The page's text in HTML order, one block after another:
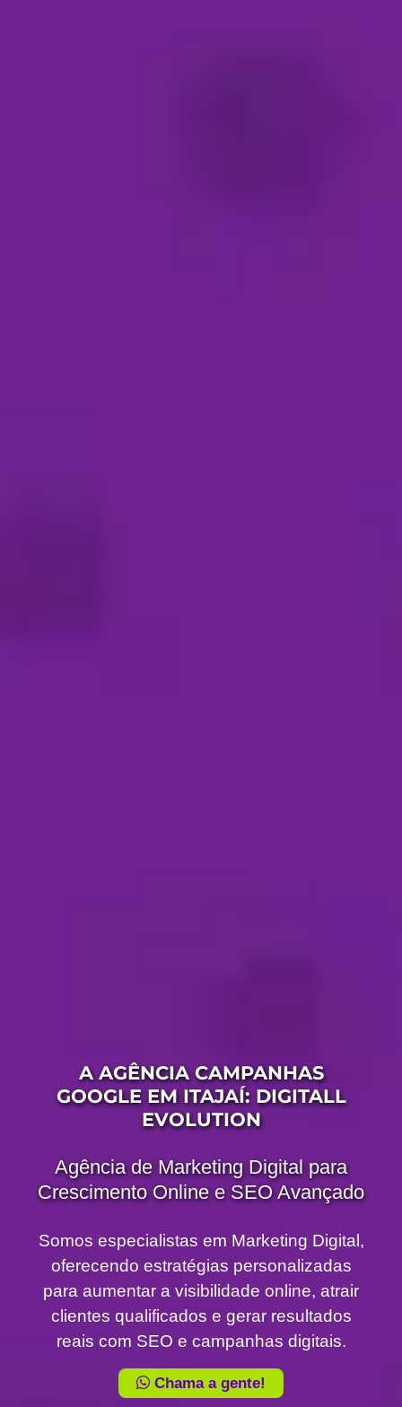
A AGÊNCIA CAMPANHAS
GOOGLE EM ITAJAÍ: DIGITALL
EVOLUTION
Agência de Marketing Digital para
Crescimento Online e SEO Avançado
Somos especialistas em Marketing Digital,
oferecendo estratégias personalizadas
para aumentar a visibilidade online, atrair
clientes qualificados e gerar resultados
reais com SEO e campanhas digitais.
Chama a gente!